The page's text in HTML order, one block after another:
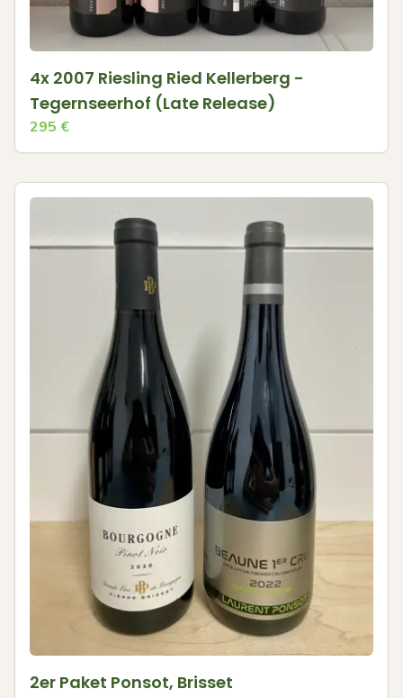
4x 2007 Riesling Ried Kellerberg -
Tegernseerhof (Late Release)
295 €
2er Paket Ponsot, Brisset